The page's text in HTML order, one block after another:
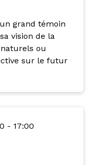
grand témoin
vision de la
ou
sur le futur
- 17:00